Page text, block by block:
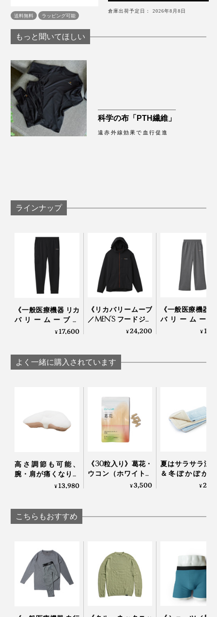
ヒモの先端はほつれないようにくるまれ、ロゴが入って
います。
何かと便利に使えるポケットは、左右に各１つ。
ロゴは、メンズが左のポケット下、レディスは左足のふ
くらはぎ脇にさりげなく。足首は切り替えて二重仕立て
になっています。
筋肉痛を覚悟していましたが、今朝起きてみるといつも
よりダルさもなく、スッキリしていました。
安い買い物ではないと思いますが、その日の疲れを持ち
越さずに済むことを思えば、投資価値は絶大。もう手放
せません！
送料無料 ラッピング可能
倉庫出荷予定日： 2026年8月8日
もっと聞いてほしい
科学の布「PTH繊維」
遠赤外線効果で血行促進
ラインナップ
《一般医療機器 リカ
バリームーブ／
MEN’S ジョガーパン
改善する「リカバリ
ーウエア」｜VENEX
¥17,600
《リカバリームーブ
／MEN’S フードジャ
ケット》移動時間を
ア」｜VENEX
¥24,200
《一般医療機器
バリームー
LADY’S ワイド
¥
よく一緒に購入されています
高さ調節も可能、
腕・肩が痛くなりに
くい「横向き寝 専用
¥13,980
《30粒入り》葛花・
ウコン（ホワイトク
ルクミン）・すっぽ
¥3,500
夏はサラサラ涼
＆冬ぽかぽか
い、敷くだけ「
¥
こちらもおすすめ